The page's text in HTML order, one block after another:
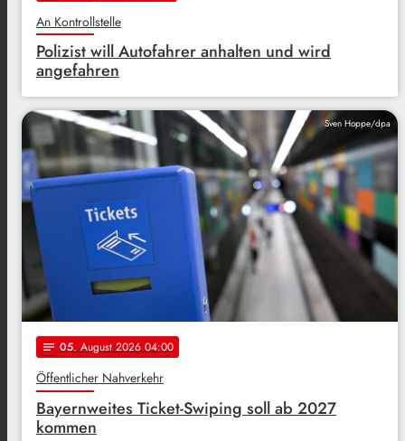
An Kontrollstelle
Polizist will Autofahrer anhalten und wird
angefahren
Sven Hoppe/dpa
notes 05. August 2026 04:00
Öffentlicher Nahverkehr
Bayernweites Ticket-Swiping soll ab 2027
kommen